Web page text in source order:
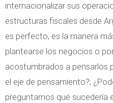
internacionalizar sus
estructuras fiscales desde
es perfecto, es la manera
plantearse los negocios o
acostumbrados a pensarlos
el eje de pensamiento?;
preguntarnos qué sucedería